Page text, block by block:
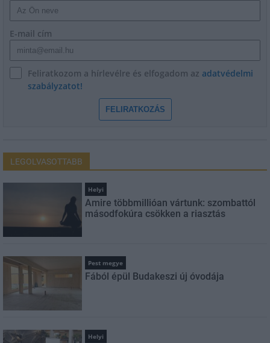
E-mail cím
Feliratkozom a hírlevélre és elfogadom az adatvédelmi
szabályzatot!
FELIRATKOZÁS
LEGOLVASOTTABB
Helyi
Amire többmillióan vártunk: szombattól
másodfokúra csökken a riasztás
Pest megye
Fából épül Budakeszi új óvodája
Helyi